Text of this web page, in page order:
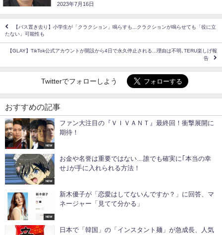
2023年7月16日
【バス置き去り】小学生が「クラクション」鳴らすも...クラクションが鳴らせても「役に立
たない」可能性も
【GLAY】TikTok公式アカウントが開設から4日で永久停止される...理由は不明､TERU楽しげ報
告
Twitterでフォローしよう
おすすめの記事
NEW
ファン大注目の『ＶＩＶＡＮＴ』最終回！衝撃展開に
期待！
NEW
お金や名誉は重要ではない…誰でも確実に｢本当の幸
せ｣が手に入れられる方法！
NEW
新木優子が「恋愛はしてないんですか？」に回答、マ
ネージャー「見てて分かる」
日本で「韓国」の「インスタント麺」が急成長、人気